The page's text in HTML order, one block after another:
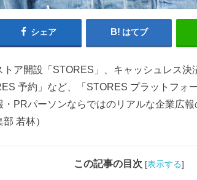
シェア はてブ
ア開設「STORES」、キャッシュレス
予約」など、「STORES プラットフォ
・PRパーソンならではのリアルな企業広報
若林）
この記事の目次 [表示する]